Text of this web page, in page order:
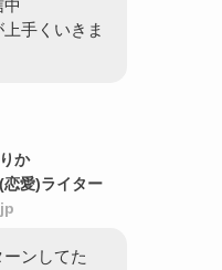
手くいきま
か
愛)ライター
ンしてた